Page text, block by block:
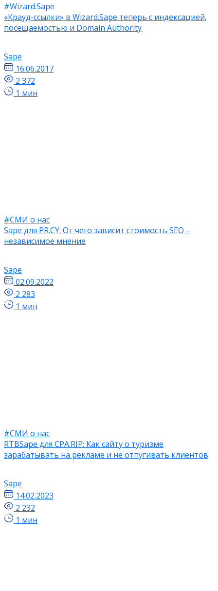
#Wizard.Sape
«Крауд-ссылки» в Wizard.Sape теперь с индексацией,
посещаемостью и Domain Authority
Sape
16.06.2017
2 372
1 мин
#СМИ о нас
Sape для PR.CY: ​​От чего зависит стоимость SEO –
независимое мнение
Sape
02.09.2022
2 283
1 мин
#СМИ о нас
RTBSape для CPA.RIP: Как сайту о туризме
зарабатывать на рекламе и не отпугивать клиентов
Sape
14.02.2023
2 232
1 мин